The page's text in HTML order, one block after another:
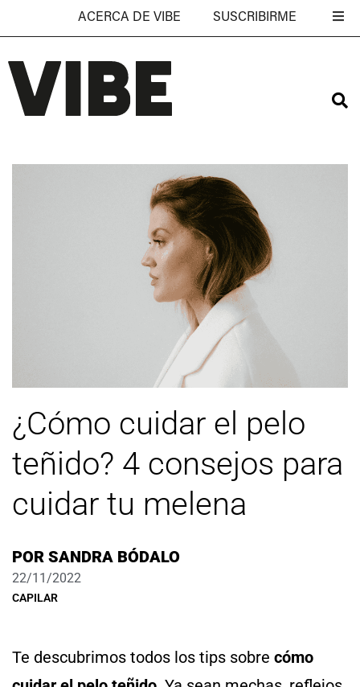
ACERCA DE VIBE SUSCRIBIRME
¿Cómo cuidar el pelo
teñido? 4 consejos para
cuidar tu melena
POR SANDRA BÓDALO
22/11/2022
CAPILAR
Te descubrimos todos los tips sobre cómo